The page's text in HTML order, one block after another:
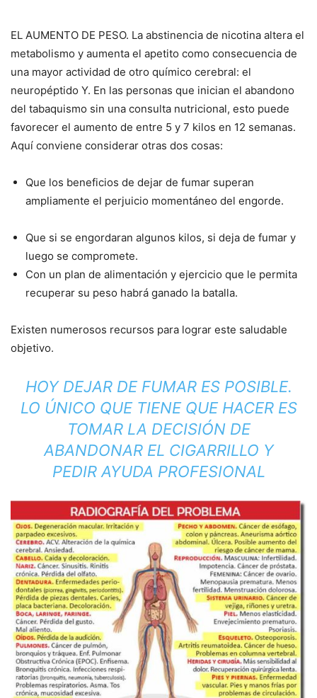
EL AUMENTO DE PESO. La abstinencia de nicotina altera el
metabolismo y aumenta el apetito como consecuencia de
una mayor actividad de otro químico cerebral: el
neuropéptido Y. En las personas que inician el abandono
del tabaquismo sin una consulta nutricional, esto puede
favorecer el aumento de entre 5 y 7 kilos en 12 semanas.
Aquí conviene considerar otras dos cosas:
Que los beneficios de dejar de fumar superan
ampliamente el perjuicio momentáneo del engorde.
Que si se engordaran algunos kilos, si deja de fumar y
luego se compromete.
Con un plan de alimentación y ejercicio que le permita
recuperar su peso habrá ganado la batalla.
Existen numerosos recursos para lograr este saludable
objetivo.
HOY DEJAR DE FUMAR ES POSIBLE.
LO ÚNICO QUE TIENE QUE HACER ES
TOMAR LA DECISIÓN DE
ABANDONAR EL CIGARRILLO Y
PEDIR AYUDA PROFESIONAL